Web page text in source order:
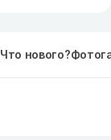
Что нового?